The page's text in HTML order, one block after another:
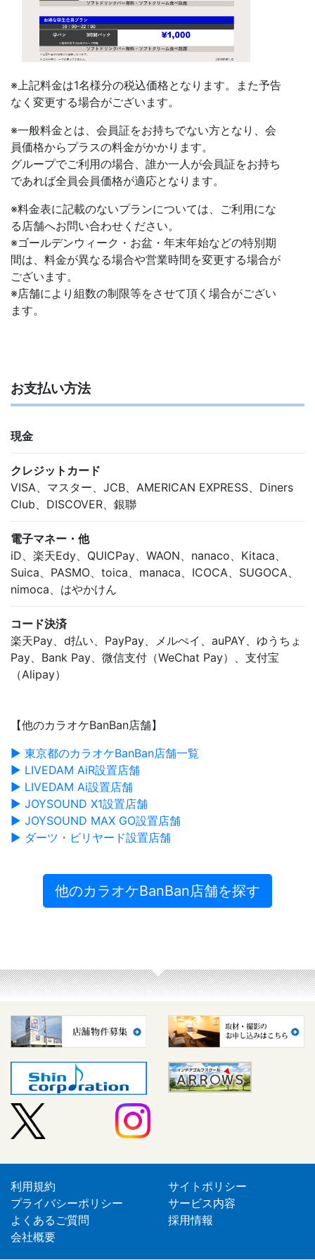
※上記料金は1名様分の税込価格となります。また予告
なく変更する場合がございます。
※一般料金とは、会員証をお持ちでない方となり、会
員価格からプラスの料金がかかります。
グループでご利用の場合、誰か一人が会員証をお持ち
であれば全員会員価格が適応となります。
※料金表に記載のないプランについては、ご利用にな
る店舗へお問い合わせください。
※ゴールデンウィーク・お盆・年末年始などの特別期
間は、料金が異なる場合や営業時間を変更する場合が
ございます。
※店舗により組数の制限等をさせて頂く場合がござい
ます。
お支払い方法
現金
クレジットカード
VISA、マスター、JCB、AMERICAN EXPRESS、Diners
Club、DISCOVER、銀聯
電子マネー・他
iD、楽天Edy、QUICPay、WAON、nanaco、Kitaca、
Suica、PASMO、toica、manaca、ICOCA、SUGOCA、
nimoca、はやかけん
コード決済
楽天Pay、d払い、PayPay、メルぺイ、auPAY、ゆうちょ
Pay、Bank Pay、微信支付（WeChat Pay）、支付宝
（Alipay）
【他のカラオケBanBan店舗】
▶ 東京都のカラオケBanBan店舗一覧
▶ LIVEDAM AiR設置店舗
▶ LIVEDAM Ai設置店舗
▶ JOYSOUND X1設置店舗
▶ JOYSOUND MAX GO設置店舗
▶ ダーツ・ビリヤード設置店舗
他のカラオケBanBan店舗を探す
利用規約
サイトポリシー
プライバシーポリシー
サービス内容
よくあるご質問
採用情報
会社概要